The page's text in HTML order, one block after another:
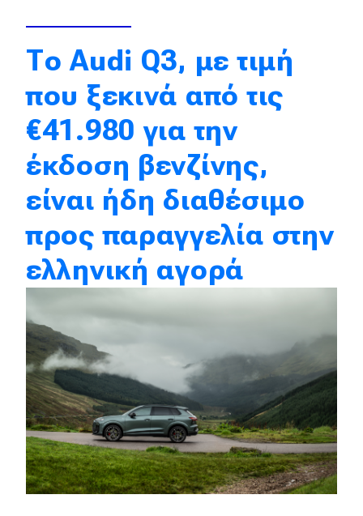
Σταθμοί φόρτισης
Classic
Νέα
Παρουσιάσεις
DRIVE Away
MOTO
Μεταχειρισμένο
Οδηγός αγοράς
Συμβουλές
Χρηστικά
Το Audi Q3, με τιμή
που ξεκινά από τις
€41.980 για την
έκδοση βενζίνης,
είναι ήδη διαθέσιμο
προς παραγγελία στην
ελληνική αγορά